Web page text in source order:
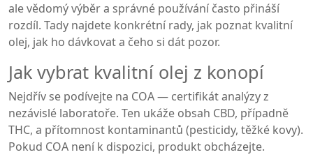
ale vědomý výběr a správné používání často přináší
rozdíl. Tady najdete konkrétní rady, jak poznat kvalitní
olej, jak ho dávkovat a čeho si dát pozor.
Jak vybrat kvalitní olej z konopí
Nejdřív se podívejte na COA — certifikát analýzy z
nezávislé laboratoře. Ten ukáže obsah CBD, případně
THC, a přítomnost kontaminantů (pesticidy, těžké kovy).
Pokud COA není k dispozici, produkt obcházejte.